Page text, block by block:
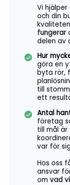
Vi
och din
fungerar
delen av
Hur
göra en
byta rör,
till
ett
Antal
företag
till mål
var för
Hos oss
ansvar
omvad